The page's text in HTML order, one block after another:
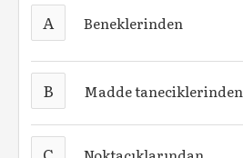
A Beneklerinden
B Madde taneciklerinden